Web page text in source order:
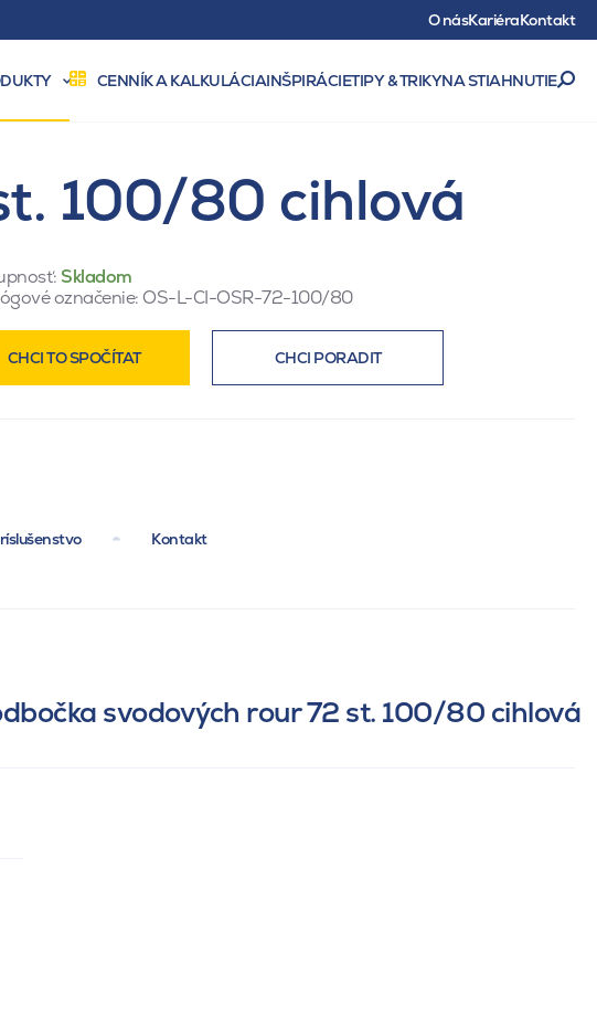
O násKariéraKontakt
CENNÍK A KALKULÁCIAINŠPIRÁCIETIPY & TRIKYNA STIAHNUTIE
100/80 cihlová
Skladom
označenie: OS-L-CI-OSR-72-100/80
CHCI TO SPOČÍTAT CHCI PORADIT
Kontakt
svodových rour 72 st. 100/80 cihlová